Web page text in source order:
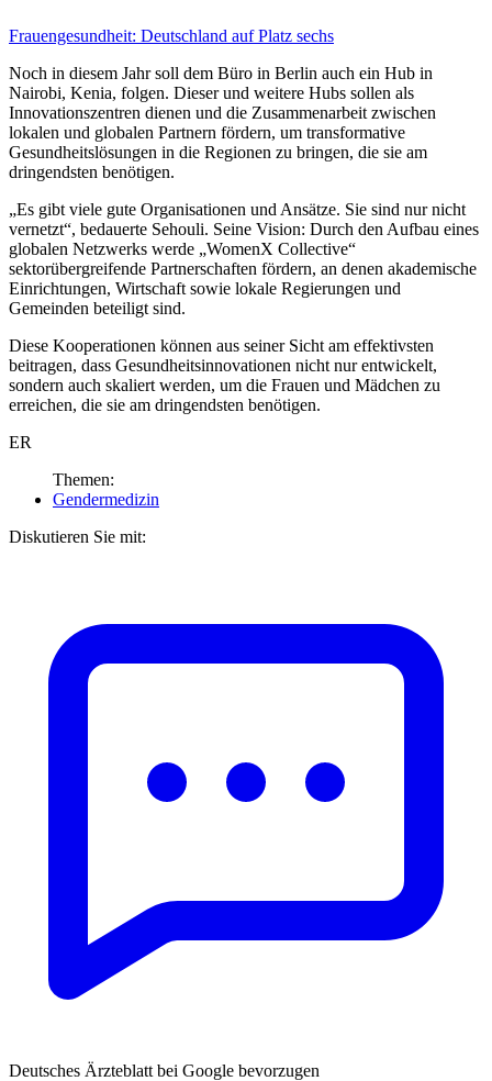
Frauengesundheit: Deutschland auf Platz sechs
Noch in diesem Jahr soll dem Büro in Berlin auch ein Hub in
Nairobi, Kenia, folgen. Dieser und weitere Hubs sollen als
Innovationszentren dienen und die Zusammenarbeit zwischen
lokalen und globalen Partnern fördern, um transformative
Gesundheitslösungen in die Regionen zu bringen, die sie am
dringendsten benötigen.
„Es gibt viele gute Organisationen und Ansätze. Sie sind nur nicht
vernetzt“, bedauerte Sehouli. Seine Vision: Durch den Aufbau eines
globalen Netzwerks werde „WomenX Collective“
sektorübergreifende Partnerschaften fördern, an denen akademische
Einrichtungen, Wirtschaft sowie lokale Regierungen und
Gemeinden beteiligt sind.
Diese Kooperationen können aus seiner Sicht am effektivsten
beitragen, dass Gesundheitsinnovationen nicht nur entwickelt,
sondern auch skaliert werden, um die Frauen und Mädchen zu
erreichen, die sie am dringendsten benötigen.
ER
Themen:
Gendermedizin
Diskutieren Sie mit:
Deutsches Ärzteblatt bei Google bevorzugen